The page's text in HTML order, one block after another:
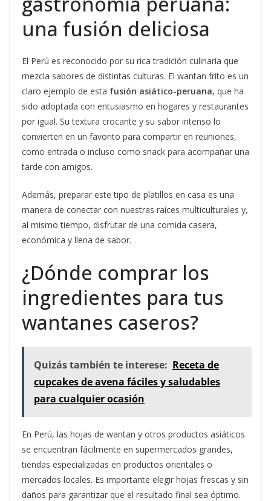
una fusión deliciosa
El Perú es reconocido por su rica tradición culinaria que
mezcla sabores de distintas culturas. El wantan frito es un
claro ejemplo de esta fusión asiático-peruana, que ha
sido adoptada con entusiasmo en hogares y restaurantes
por igual. Su textura crocante y su sabor intenso lo
convierten en un favorito para compartir en reuniones,
como entrada o incluso como snack para acompañar una
tarde con amigos.
Además, preparar este tipo de platillos en casa es una
manera de conectar con nuestras raíces multiculturales y,
al mismo tiempo, disfrutar de una comida casera,
económica y llena de sabor.
¿Dónde comprar los
ingredientes para tus
wantanes caseros?
Quizás también te interese: Receta de
cupcakes de avena fáciles y saludables
para cualquier ocasión
En Perú, las hojas de wantan y otros productos asiáticos
se encuentran fácilmente en supermercados grandes,
tiendas especializadas en productos orientales o
mercados locales. Es importante elegir hojas frescas y sin
daños para garantizar que el resultado final sea óptimo.